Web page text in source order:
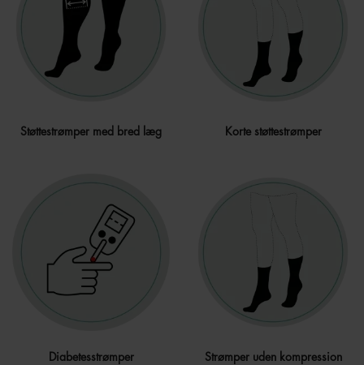
Støttestrømper med bred læg Korte støttestrømper
Diabetesstrømper Strømper uden kompression